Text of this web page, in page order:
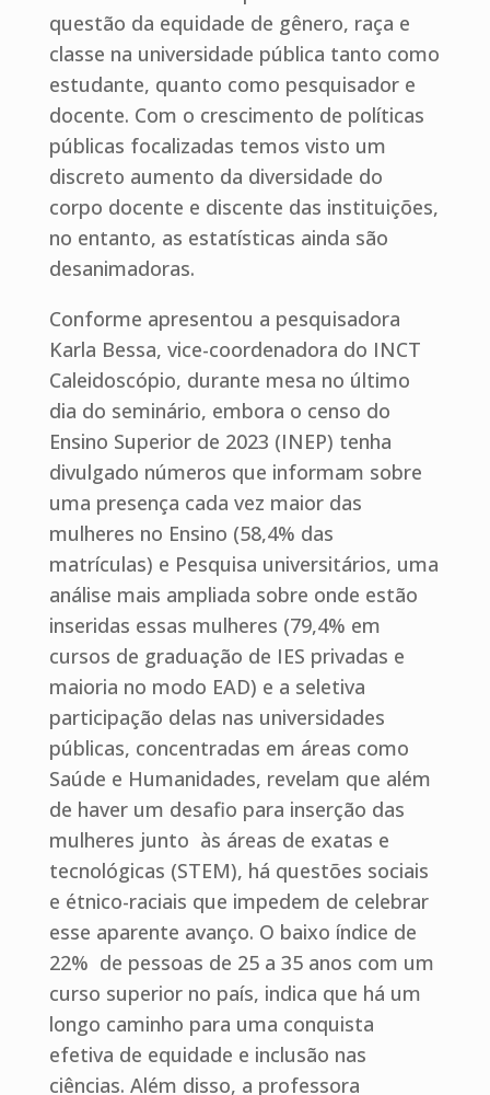
questão da equidade de gênero, raça e
classe na universidade pública tanto como
estudante, quanto como pesquisador e
docente. Com o crescimento de políticas
públicas focalizadas temos visto um
discreto aumento da diversidade do
corpo docente e discente das instituições,
no entanto, as estatísticas ainda são
desanimadoras.
Conforme apresentou a pesquisadora
Karla Bessa, vice-coordenadora do INCT
Caleidoscópio, durante mesa no último
dia do seminário, embora o censo do
Ensino Superior de 2023 (INEP) tenha
divulgado números que informam sobre
uma presença cada vez maior das
mulheres no Ensino (58,4% das
matrículas) e Pesquisa universitários, uma
análise mais ampliada sobre onde estão
inseridas essas mulheres (79,4% em
cursos de graduação de IES privadas e
maioria no modo EAD) e a seletiva
participação delas nas universidades
públicas, concentradas em áreas como
Saúde e Humanidades, revelam que além
de haver um desafio para inserção das
mulheres junto às áreas de exatas e
tecnológicas (STEM), há questões sociais
e étnico-raciais que impedem de celebrar
esse aparente avanço. O baixo índice de
22% de pessoas de 25 a 35 anos com um
curso superior no país, indica que há um
longo caminho para uma conquista
efetiva de equidade e inclusão nas
ciências. Além disso, a professora